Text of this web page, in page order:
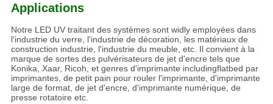
Applications
Notre LED UV traitant des systèmes sont widly employées dans
l'industrie du verre, l'industrie de décoration, les matériaux de
construction industrie, l'industrie du meuble, etc. Il convient à la
marque de sortes des pulvérisateurs de jet d'encre tels que
Konika, Xaar, Ricoh, et genres d'imprimante includingflatbed par
imprimantes, de petit pain pour rouler l'imprimante, d'imprimante
large de format, de jet d'encre, d'imprimante numérique, de
presse rotatoire etc.